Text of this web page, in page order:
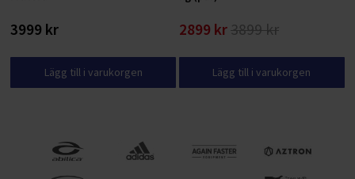
3999 kr
Lägg till i varukorgen
2899 kr3899 kr
Lägg till i varukorgen